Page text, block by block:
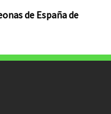
de España de